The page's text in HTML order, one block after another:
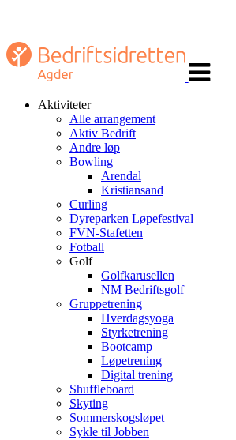
navigasjon
Aktiviteter
Alle arrangement
Aktiv Bedrift
Andre løp
Bowling
Arendal
Kristiansand
Curling
Dyreparken Løpefestival
FVN-Stafetten
Fotball
Golf
Golfkarusellen
NM Bedriftsgolf
Gruppetrening
Hverdagsyoga
Styrketrening
Bootcamp
Løpetrening
Digital trening
Shuffleboard
Skyting
Sommerskogsløpet
Sykle til Jobben